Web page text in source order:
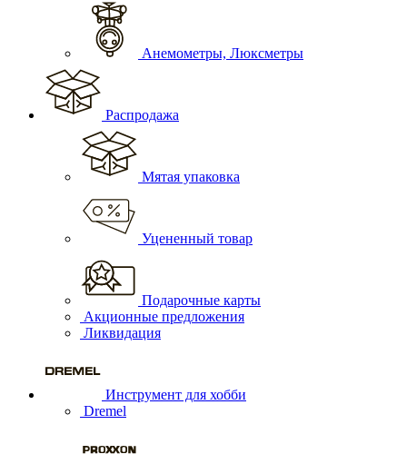
Анемометры, Люксметры
Распродажа
Мятая упаковка
Уцененный товар
Подарочные карты
Акционные предложения
Ликвидация
Инструмент для хобби
Dremel